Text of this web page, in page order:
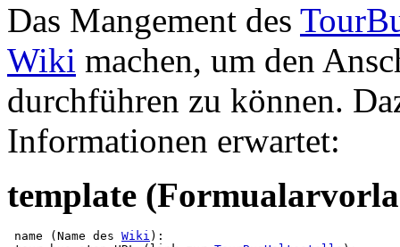
Das Mangement des
Wiki machen, um den
durchführen zu können.
Informationen erwartet:
template
name (Name des Wiki ):